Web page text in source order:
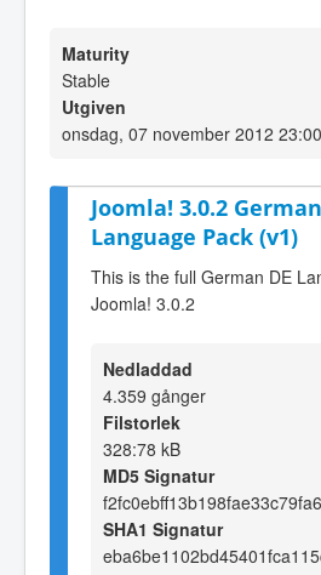
Maturity
Stable
Utgiven
onsdag, 07 november 2012 23:00
Joomla! 3.0.2
Language Pack (v1)
This is the full German DE
Joomla! 3.0.2
Nedladdad
4.359 gånger
Filstorlek
328:78 kB
MD5 Signatur
SHA1 Signatur